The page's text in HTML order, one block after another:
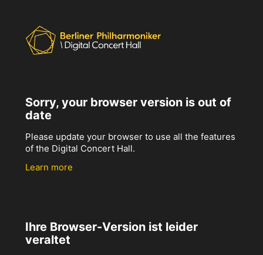
Sorry, your browser version is out of
date
Please update your browser to use all the features
of the Digital Concert Hall.
Learn more
Ihre Browser-Version ist leider
veraltet